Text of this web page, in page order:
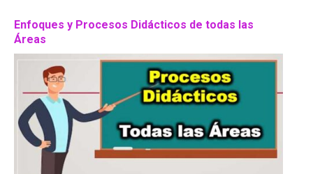
Enfoques y Procesos Didácticos de todas las
Áreas